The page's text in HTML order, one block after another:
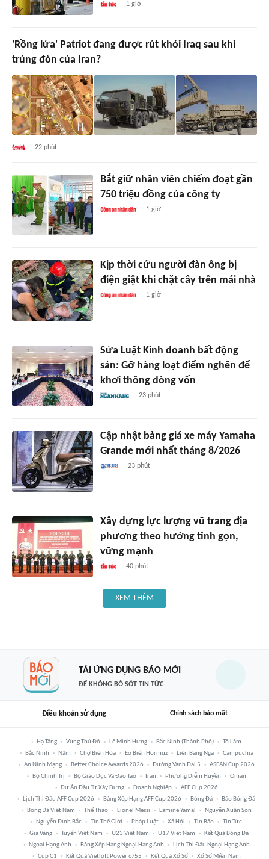
1 giờ
'Rồng lửa' Patriot đang được rút khỏi Iraq sau khi
trúng đòn của Iran?
22 phút
Bắt giữ nhân viên chiếm đoạt gần
750 triệu đồng của công ty
1 giờ
Kịp thời cứu người đàn ông bị
điện giật khi chặt cây trên mái nhà
1 giờ
Sửa Luật Kinh doanh bất động
sản: Gỡ hàng loạt điểm nghẽn để
khơi thông dòng vốn
23 phút
Cập nhật bảng giá xe máy Yamaha
Grande mới nhất tháng 8/2026
23 phút
Xây dựng lực lượng vũ trang địa
phương theo hướng tinh gọn,
vững mạnh
40 phút
XEM THÊM
TẢI ỨNG DỤNG BÁO MỚI
ĐỂ KHÔNG BỎ SÓT TIN TỨC
Điều khoản sử dụng Chính sách bảo mật
Hạ Tầng Vùng Thủ Đô Lê Minh Hưng Bắc Ninh (thành Phố)
Tô Lâm
Bắc Ninh
Năm Chợ Biên Hòa Eo Biển Hormuz Liên Bang Nga
Campuchia
An Ninh Mạng
Better Choice Awards 2026 Đường Vành Đai 5
ASEAN Cup 2026
Bộ Chính Trị
Bộ Giáo Dục Và Đào Tạo Iran Phương Diễm Huyền
Oman
Dự Án Đầu Tư Xây Dựng
Doanh Nghiệp
AFF Cup 2026
Lịch Thi Đấu AFF Cup 2026
Bảng Xếp Hạng AFF Cup 2026 Bóng Đá
Báo Bóng Đá
Bóng Đá Việt Nam
Thể Thao Lionel Messi Lamine Yamal
Nguyễn Xuân Son
Nguyễn Đình Bắc
Tin Thế Giới Pháp Luật Xã Hội Tin Bão
Tin Tức
Giá Vàng
Tuyển Việt Nam U23 Việt Nam U17 Việt Nam
Kết Quả Bóng Đá
Ngoại Hạng Anh
Bảng Xếp Hạng Ngoại Hạng Anh
Lịch Thi Đấu Ngoại Hạng Anh
Cúp C1
Kết Quả Vietlott Power 6/55 Kết Quả Xổ Số Xổ Số Miền Nam